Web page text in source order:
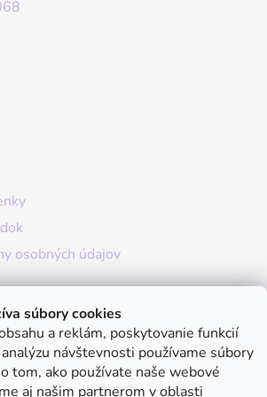
súbory cookies
a reklám, poskytovanie funkcií
návštevnosti používame súbory
tom, ako používate naše webové
aj našim partnerom v oblasti
osobných údajov